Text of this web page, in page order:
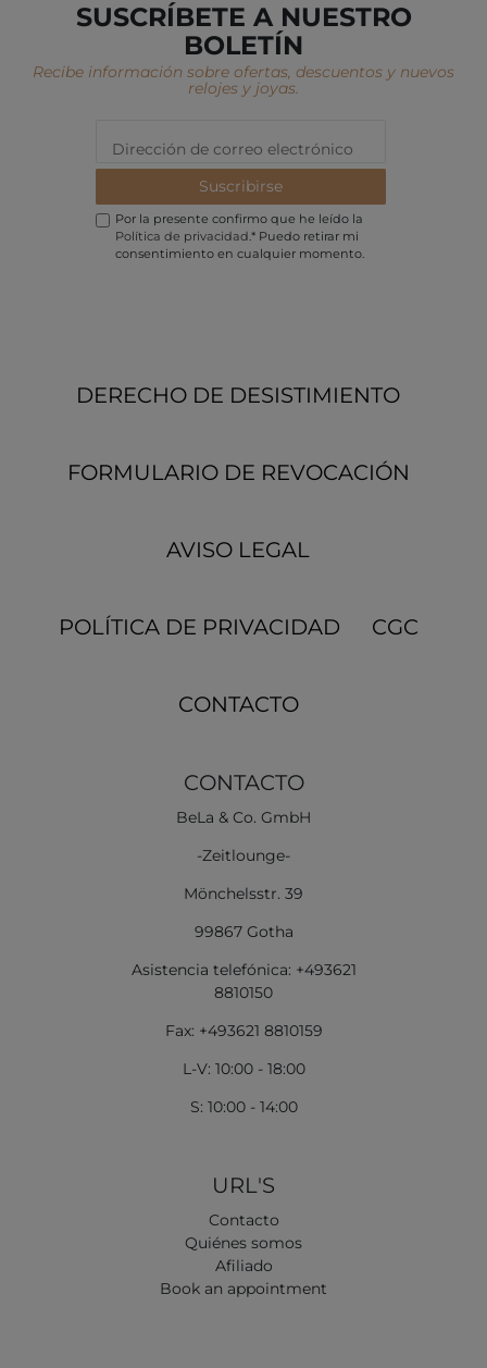
SUSCRÍBETE A NUESTRO
BOLETÍN
Recibe información sobre ofertas, descuentos y nuevos
relojes y joyas.
Suscribirse
Por la presente confirmo que he leído la
Política de privacidad.* Puedo retirar mi
consentimiento en cualquier momento.
DERECHO DE DESISTIMIENTO
FORMULARIO DE REVOCACIÓN
AVISO LEGAL
POLÍTICA DE PRIVACIDAD CGC
CONTACTO
CONTACTO
BeLa & Co. GmbH
-Zeitlounge-
Mönchelsstr. 39
99867 Gotha
Asistencia telefónica: +493621
8810150
Fax: +493621 8810159
L-V: 10:00 - 18:00
S: 10:00 - 14:00
URL'S
Contacto
Quiénes somos
Afiliado
Book an appointment